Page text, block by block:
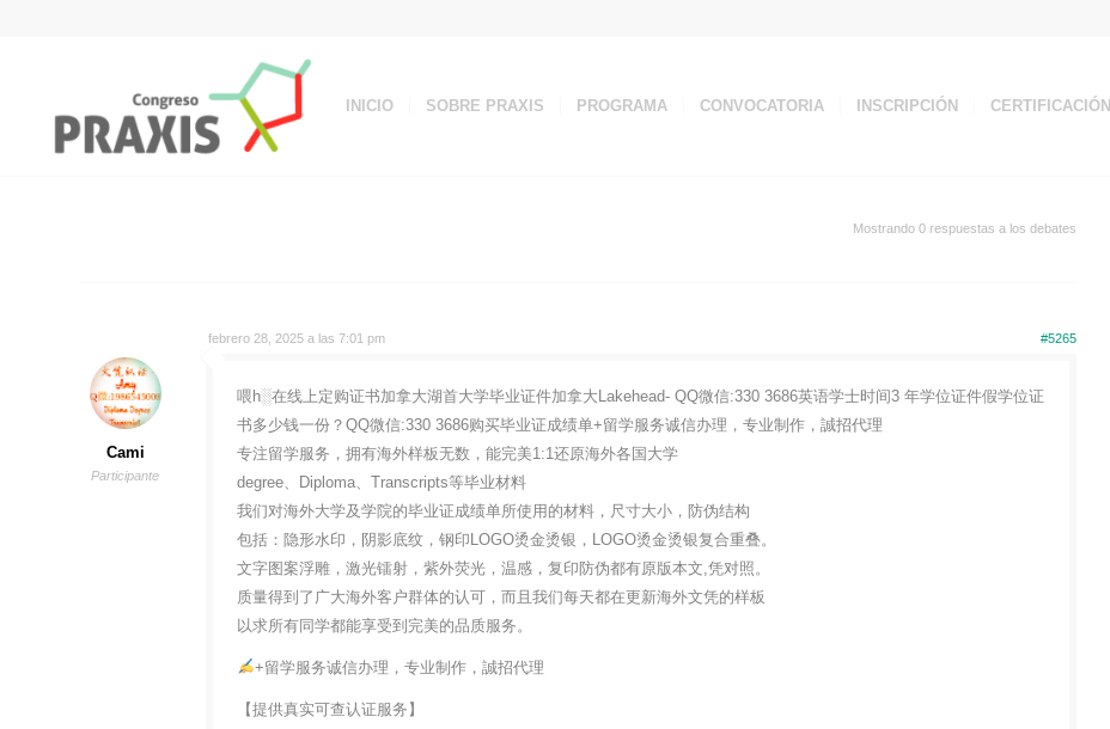
INICIO SOBRE PRAXIS PROGRAMA CONVOCATORIA INSCRIPCIÓN CERTIFICACIÓN
Mostrando 0 respuestas a los debates
febrero 28, 2025 a las 7:01 pm #5265
Cami
Participante
喂h░在线上定购证书加拿大湖首大学毕业证件加拿大Lakehead- QQ微信:330 3686英语学士时间3 年学位证件假学位证
书多少钱一份？QQ微信:330 3686购买毕业证成绩单+留学服务诚信办理，专业制作，誠招代理
专注留学服务，拥有海外样板无数，能完美1:1还原海外各国大学
degree、Diploma、Transcripts等毕业材料
我们对海外大学及学院的毕业证成绩单所使用的材料，尺寸大小，防伪结构
包括：隐形水印，阴影底纹，钢印LOGO烫金烫银，LOGO烫金烫银复合重叠。
文字图案浮雕，激光镭射，紫外荧光，温感，复印防伪都有原版本文,凭对照。
质量得到了广大海外客户群体的认可，而且我们每天都在更新海外文凭的样板
以求所有同学都能享受到完美的品质服务。
+留学服务诚信办理，专业制作，誠招代理
【提供真实可查认证服务】